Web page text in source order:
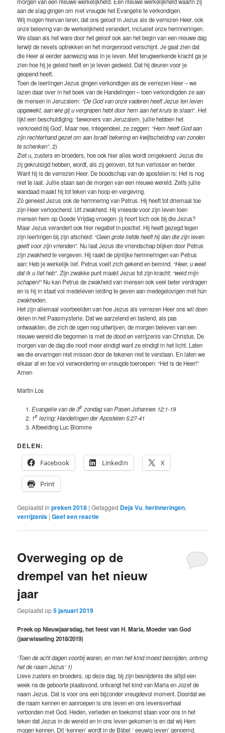
aan de slag gingen om met vreugde het Evangelie te verkondigen.
Wij mogen hiervan leren, dat ons geloof in Jezus als de verrezen Heer, ook
onze beleving van de werkelijkheid verandert, inclusief onze herinneringen.
We staan als het ware door het geloof ook aan het begin van een nieuwe dag
terwijl de nevels optrekken en het morgenrood verschijnt. Je gaat zien dat
die Heer al eerder aanwezig was in je leven. Met terugwerkende kracht ga je
zien hoe hij je geleid heeft en je leven gedeeld. Dat hij deuren voor je
geopend heeft.
Toen de leerlingen Jezus gingen verkondigen als de verrezen Heer – we
lazen daar over in het boek van de Handelingen – toen verkondigden ze aan
de mensen in Jeruzalem: “De God van onze vaderen heeft Jezus ten leven
opgewekt, aan wie gij u vergrepen hebt door hem aan het kruis te slaan”. Het
lijkt een beschuldiging: ‘bewoners van Jeruzalem, jullie hebben het
verknoeid bij God’. Maar nee, integendeel, ze zeggen: “Hem heeft God aan
zijn rechterhand gezet om aan Israël bekering en kwijtschelding van zonden
te schenken”. 2)
Ziet u, zusters en broeders, hoe ook hier alles wordt omgekeerd: Jezus die
zij gekruisigd hebben, wordt, als zij geloven, tot hun verlosser en herder.
Want hij is de verrezen Heer. De boodschap van de apostelen is: Het is nog
niet te laat. Jullie staan aan de morgen van een nieuwe wereld. Zelfs jullie
wandaad maakt hij tot teken van hoop en vergeving.
Zó geneest Jezus ook de herinnering van Petrus. Hij heeft tot driemaal toe
zijn Heer verloochend. Uit zwakheid. Hij vreesde voor zijn leven toen
mensen hem op Goede Vrijdag vroegen: jij hoort toch ook bij die Jezus?
Maar Jezus verandert ook hier negatief in positief. Hij heeft gezegd tegen
zijn leerlingen bij zijn afscheid: “Geen grote liefde heeft hij dan die zijn leven
geeft voor zijn vrienden”. Nu laat Jezus die vriendschap blijken door Petrus
zijn zwakheid te vergeven. Hij raakt de pijnlijke herinneringen van Petrus
aan: Heb je werkelijk lief. Petrus voelt zich gekend en bemind. “Heer, u weet
dat ik u lief heb”. Zijn zwakke punt maakt Jezus tot zijn kracht: “weid mijn
schapen!”Nu kan Petrus de zwakheid van mensen ook veel beter verdragen
en is hij in staat vol medeleven leiding te geven aan medegelovigen met hún
zwakheden.
Het zijn allemaal voorbeelden van hoe Jezus als verrezen Heer ons wil doen
delen in het Paasmysterie. Dat we aarzelend en tastend, als pas
ontwaakten, die zich de ogen nog uitwrijven, de morgen beleven van een
nieuwe wereld die begonnen is met de dood en verrijzenis van Christus. De
morgen van de dag die nooit meer eindigt want ze eindigt in het licht. Laten
we die ervaringen niet missen door de tekenen niet te verstaan. En laten we
elkaar af en toe vol verwondering en vreugde toeroepen: “Het is de Heer!”
Amen
Martin Los
Evangelie van de 3e zondag van Pasen Johannes 12:1-19
1e lezing: Handelingen der Apostelen 5:27-41
Afbeelding Luc Blomme
DELEN:
Facebook
LinkedIn X
Print
Geplaatst in preken 2018 |Getagged Deja Vu,herinneringen,
verrijzenis |Geef een reactie
Overweging op de
drempel van het nieuw
jaar
Geplaatst op5 januari 2019
Preek op Nieuwjaarsdag, het feest van H. Maria, Moeder van God
(jaarwisseling 2018/2019)
‘Toen de acht dagen voorbij waren, en men het kind moest besnijden, ontving
het de naam Jezus’ 1)
Lieve zusters en broeders, op deze dag, bij zijn besnijdenis die altijd een
week na de geboorte plaatsvond, ontvangt het kind van Maria en Jozef de
naam Jezus. Dat is voor ons een bijzonder vreugdevol moment. Doordat we
die naam kennen en aanroepen is ons leven en ons levensverhaal
verbonden met God. Heden, verleden en toekomst staan voor ons in het
teken dat Jezus in de wereld en in ons leven gekomen is en dat wij Hem
mogen kennen. Dit ‘kennen’ wordt in de Bijbel ‘ eeuwig leven’ genoemd.